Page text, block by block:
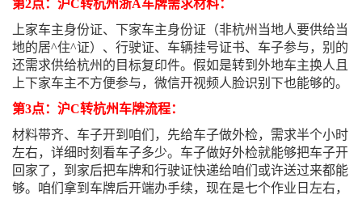
第2点：沪C转杭州浙A车牌需求材料：
上家车主身份证、下家车主身份证（非杭州当地人要供给当
地的居^住^证）、行驶证、车辆挂号证书、车子参与，别的
还需求供给杭州的目标复印件。假如是转到外地车主换人且
上下家车主不方便参与，微信开视频人脸识别下也能够的。
第3点：沪C转杭州车牌流程：
材料带齐、车子开到咱们，先给车子做外检，需求半个小时
左右，详细时刻看车子多少。车子做好外检就能够把车子开
回家了，到家后把车牌和行驶证快递给咱们或许送过来都能
够。咱们拿到车牌后开端办手续，现在是七个作业日左右，